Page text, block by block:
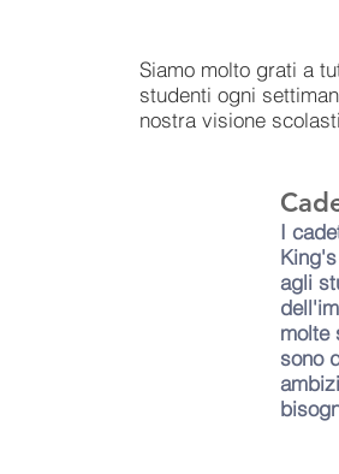
Siamo molto grati a
studenti ogni
nostra visione
I
agli
molte
sono